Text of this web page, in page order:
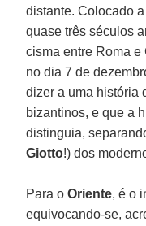
distante. Colocado
quase três séculos
cisma entre Roma
no dia 7 de
dizer a uma história
bizantinos, e que a
distinguia,
Giotto!) dos
Para oOriente, é o
equivocando-se,